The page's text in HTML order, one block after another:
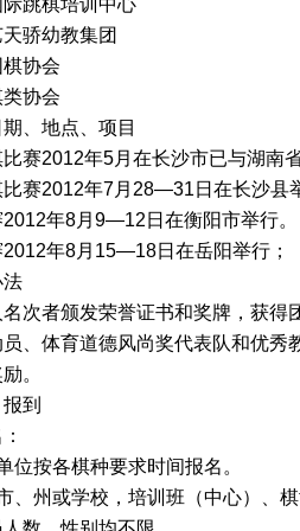
跳棋培训中心
骄幼教集团
协会
协会
、地点、项目
赛2012年5月在长沙市已与湖南
赛2012年7月28—31日在长沙县
年8月9—12日在衡阳市举行。
年8月15—18日在岳阳举行；
法
次者颁发荣誉证书和奖牌，获得
、体育道德风尚奖代表队和优秀
。
到
按各棋种要求时间报名。
、州或学校，培训班（中心）、